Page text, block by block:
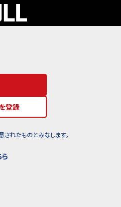
登録
されたものとみなします。